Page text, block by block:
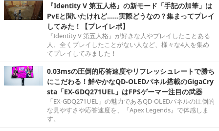
『Identity V 第五人格』の新モード「手記の加筆」は
PvEと聞いたけれど……実際どうなの？集まってプレイ
してみた！【プレイレポ】
『Identity V 第五人格』が好きな人やプレイしたことある
人、全くプレイしたことがない人など、様々な4人を集め
てプレイしてみました！
0.03msの圧倒的応答速度やリフレッシュレートで勝ち
にこだわる！鮮やかなQD-OLEDパネル搭載のGigaCry
sta「EX-GDQ271UEL」はFPSゲーマー注目の武器
「EX-GDQ271UEL」の魅力であるQD-OLEDパネルの圧倒的
な見やすさや応答速度を、『Apex Legends』で体感しま
す。